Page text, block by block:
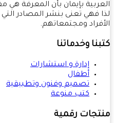
بإيمان بأن المعرفة هي
فهي تعنى بنشر المصادر التي
ومجتمعاتهم.
وخدماتنا
إدارة و استشارات
أطفال
تصميم وفنون وتطبيقية
كتب منوعة
رقمية